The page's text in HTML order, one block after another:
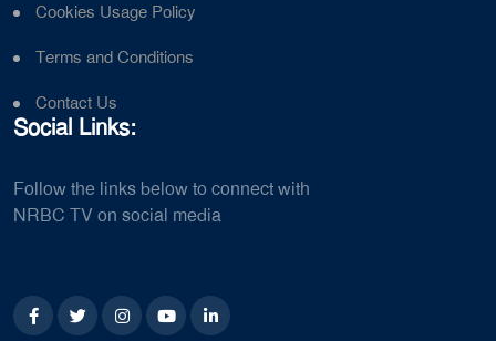
Cookies Usage Policy
Terms and Conditions
Contact Us
Social Links:
Follow the links below to connect with
NRBC TV on social media